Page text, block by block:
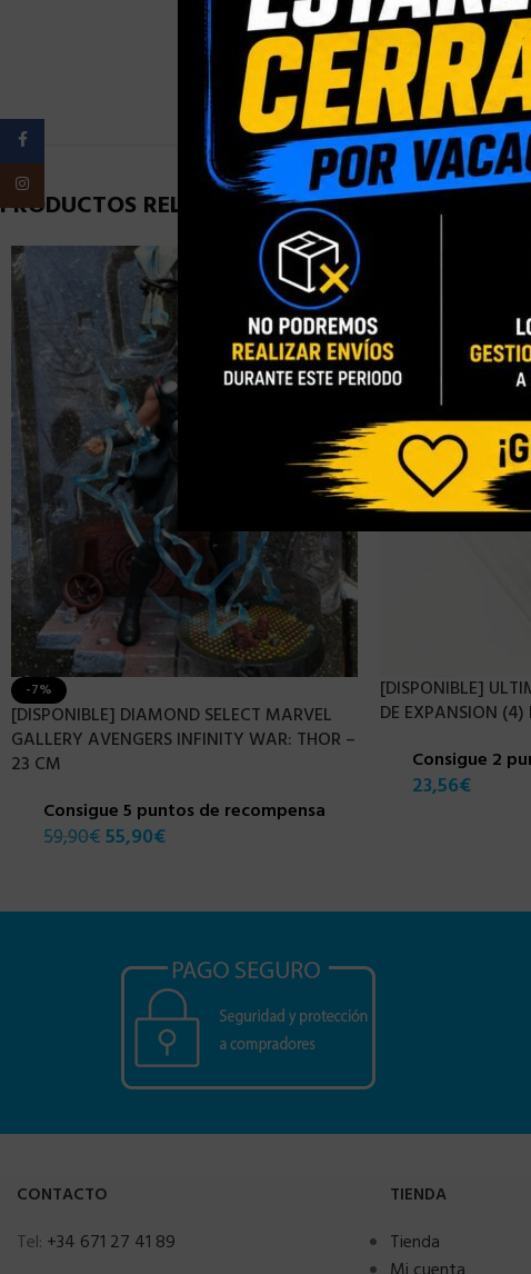
PESO
PRODUCTOS RELACIONADOS
-7%
[DISPONIBLE] DIAMOND SELECT MARVEL
GALLERY AVENGERS INFINITY WAR: THOR –
23 CM
Consigue 5 puntos de recompensa
59,90€55,90€
[DISPONIBLE]
DE EXPANSION (4)
Consigue 2
23,56€
CONTACTO
Tel: +34 671 27 41 89
TIENDA
Tienda